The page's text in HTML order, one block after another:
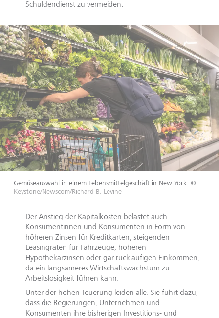
Schuldendienst zu vermeiden.
Gemüseauswahl in einem Lebensmittelgeschäft in New York ©
Keystone/Newscom/Richard B. Levine
Der Anstieg der Kapitalkosten belastet auch
Konsumentinnen und Konsumenten in Form von
höheren Zinsen für Kreditkarten, steigenden
Leasingraten für Fahrzeuge, höheren
Hypothekarzinsen oder gar rückläufigen Einkommen,
da ein langsameres Wirtschaftswachstum zu
Arbeitslosigkeit führen kann.
Unter der hohen Teuerung leiden alle. Sie führt dazu,
dass die Regierungen, Unternehmen und
Konsumenten ihre bisherigen Investitions- und